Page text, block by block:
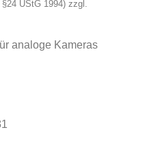
UStG 1994) zzgl.
analoge Kameras